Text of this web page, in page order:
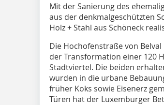
Mit der Sanierung des
aus der denkmalgeschützten
Holz + Stahl aus Schöneck
Die Hochofenstraße von
der Transformation einer 120
Stadtviertel. Die beiden
wurden in die urbane
früher Koks sowie Eisenerz
Türen hat der Luxemburger